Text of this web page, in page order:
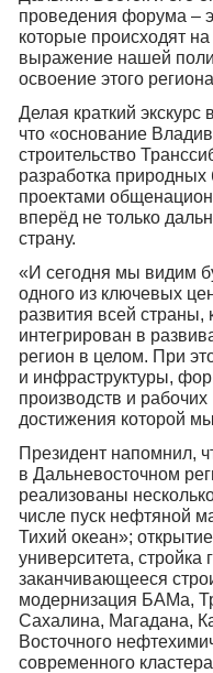
проведения форума –
которые происходят
выражение нашей
освоение этого
Делая краткий
что «основание
строительство
разработка природных
проектами
вперёд не только
страну.
«И сегодня мы видим
одного из ключевых
развития всей
интегрирован в
регион в целом. При
и инфраструктуры,
производств и
достижения которой
Президент напомнил,
в Дальневосточном
реализованы
числе пуск нефтяной
Тихий океан»;
университета,
заканчивающееся
модернизация БАМа,
Сахалина, Магадана,
Восточного
современного